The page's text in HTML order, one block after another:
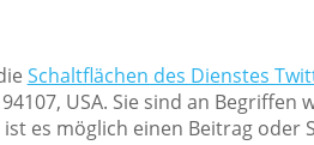
Schaltflächen des Dienstes
94107, USA. Sie sind an
es möglich einen Beitrag